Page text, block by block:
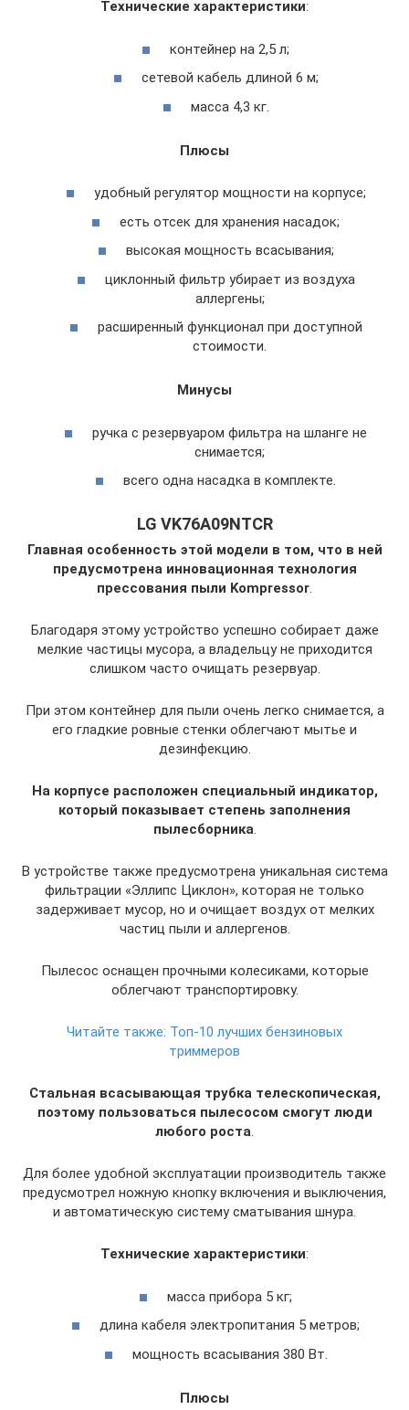
Технические характеристики:
контейнер на 2,5 л;
сетевой кабель длиной 6 м;
масса 4,3 кг.
Плюсы
удобный регулятор мощности на корпусе;
есть отсек для хранения насадок;
высокая мощность всасывания;
циклонный фильтр убирает из воздуха
аллергены;
расширенный функционал при доступной
стоимости.
Минусы
ручка с резервуаром фильтра на шланге не
снимается;
всего одна насадка в комплекте.
LG VK76A09NTCR
Главная особенность этой модели в том, что в ней
предусмотрена инновационная технология
прессования пыли Kompressor.
Благодаря этому устройство успешно собирает даже
мелкие частицы мусора, а владельцу не приходится
слишком часто очищать резервуар.
При этом контейнер для пыли очень легко снимается, а
его гладкие ровные стенки облегчают мытье и
дезинфекцию.
На корпусе расположен специальный индикатор,
который показывает степень заполнения
пылесборника.
В устройстве также предусмотрена уникальная система
фильтрации «Эллипс Циклон», которая не только
задерживает мусор, но и очищает воздух от мелких
частиц пыли и аллергенов.
Пылесос оснащен прочными колесиками, которые
облегчают транспортировку.
Читайте также: Топ-10 лучших бензиновых
триммеров
Стальная всасывающая трубка телескопическая,
поэтому пользоваться пылесосом смогут люди
любого роста.
Для более удобной эксплуатации производитель также
предусмотрел ножную кнопку включения и выключения,
и автоматическую систему сматывания шнура.
Технические характеристики:
масса прибора 5 кг;
длина кабеля электропитания 5 метров;
мощность всасывания 380 Вт.
Плюсы